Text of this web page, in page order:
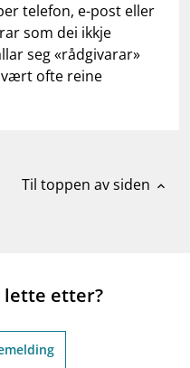
telefon, e-post eller
som dei ikkje
seg «rådgivarar»
ofte reine
Til toppen av siden expand_less
lette etter?